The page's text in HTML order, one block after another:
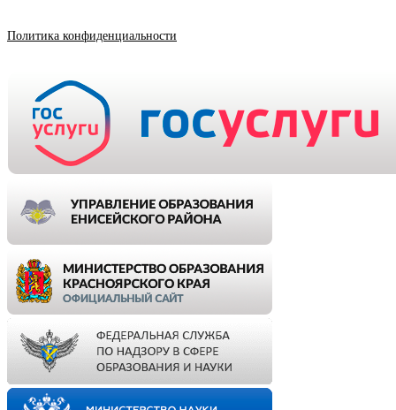
Политика конфиденциальности